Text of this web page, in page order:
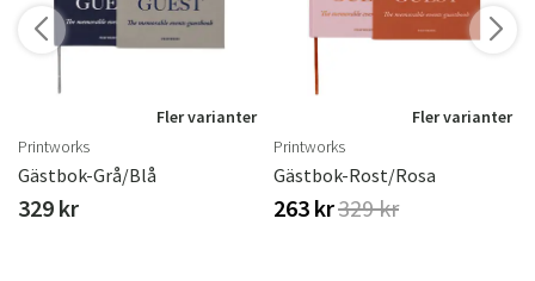
Fler varianter
Printworks
Gästbok-Grå/Blå
329 kr
Fler varianter
Printworks
Gästbok-Rost/Rosa
263 kr329 kr